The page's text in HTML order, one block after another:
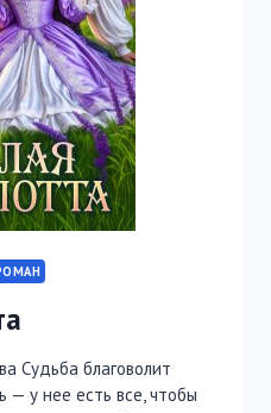
Судьба благоволит
у нее есть все, чтобы